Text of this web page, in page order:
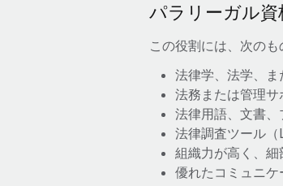
パラリーガル資
この役割には、次のも
法律学、法学、ま
法務または管理サ
法律用語、文書、
法律調査ツール（
組織力が高く、細
優れたコミュニケ